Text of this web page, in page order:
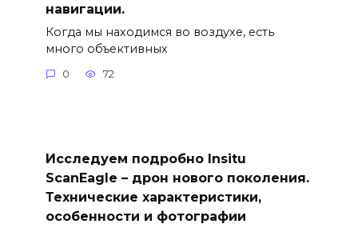
навигации.
Когда мы находимся во воздухе, есть
много объективных
0 72
Исследуем подробно Insitu
ScanEagle – дрон нового поколения.
Технические характеристики,
особенности и фотографии